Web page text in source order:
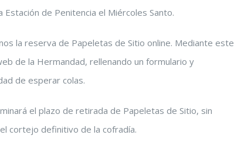
de Penitencia el Miércoles Santo.
la reserva de Papeletas de Sitio online. Mediante este
de la Hermandad, rellenando un formulario y
de esperar colas.
el plazo de retirada de Papeletas de Sitio, sin
cortejo definitivo de la cofradía.